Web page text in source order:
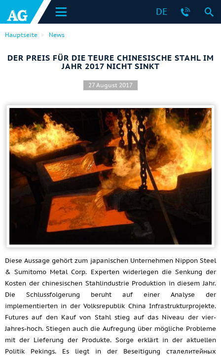
DE
Hauptseite News
DER PREIS FÜR DIE TEURE CHINESISCHE STAHL IM
JAHR 2017 NICHT SINKT
27 August 2017
Diese Aussage gehört zum japanischen Unternehmen Nippon Steel
& Sumitomo Metal Corp. Experten widerlegen die Senkung der
Kosten der chinesischen Stahlindustrie Produktion in diesem Jahr.
Die Schlussfolgerung beruht auf einer Analyse der
implementierten in der Volksrepublik China Infrastrukturprojekte.
Futures auf den Kauf von Stahl stieg auf das Niveau der vier-
Jahres-hoch. Stiegen auch die Aufregung über mögliche Probleme
mit der Lieferung der Produkte. Sorge erklärt in der aktuellen
Politik Pekings. Es liegt in der Beseitigung сталелитейных